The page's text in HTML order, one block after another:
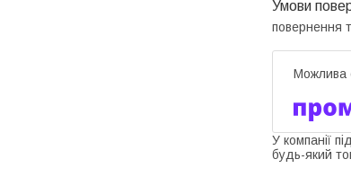
повернення
У компанії
будь-який